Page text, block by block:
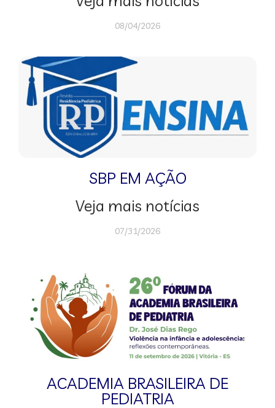
08/04/2026
SBP EM AÇÃO
Veja mais notícias
07/31/2026
ACADEMIA BRASILEIRA DE
PEDIATRIA